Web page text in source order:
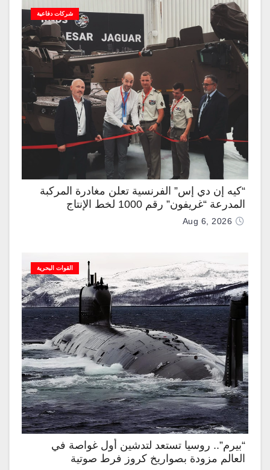
شركات دفاعية
“كيه إن دي إس” الفرنسية تعلن مغادرة المركبة
المدرعة “غريفون” رقم 1000 لخط الإنتاج
Aug 6, 2026
القوات البحرية
“بيرم”.. روسيا تستعد لتدشين أول غواصة في
العالم مزودة بصواريخ كروز فرط صوتية